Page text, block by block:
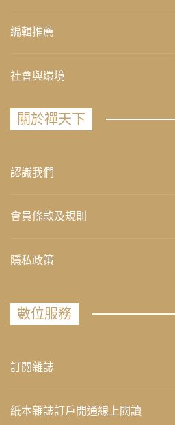
編輯推薦
社會與環境
關於禪天下
認識我們
會員條款及規則
隱私政策
數位服務
訂閱雜誌
紙本雜誌訂戶開通線上閱讀